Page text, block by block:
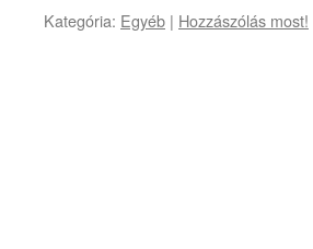
Kategória: Egyéb | Hozzászólás most!